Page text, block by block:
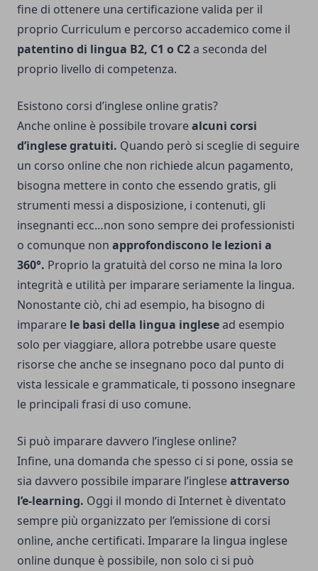
fine di ottenere una certificazione valida per il
proprio Curriculum e percorso accademico come il
patentino di lingua B2, C1 o C2a seconda del
proprio livello di competenza.
Esistono corsi d’inglese online gratis?
Anche online è possibile trovarealcuni corsi
d’inglese gratuiti. Quando però si sceglie di seguire
un corso online che non richiede alcun pagamento,
bisogna mettere in conto che essendo gratis, gli
strumenti messi a disposizione, i contenuti, gli
insegnanti ecc…non sono sempre dei professionisti
o comunque non approfondiscono le lezioni a
360°. Proprio la gratuità del corso ne mina la loro
integrità e utilità per imparare seriamente la lingua.
Nonostante ciò, chi ad esempio, ha bisogno di
imparare le basi della lingua inglesead esempio
solo per viaggiare, allora potrebbe usare queste
risorse che anche se insegnano poco dal punto di
vista lessicale e grammaticale, ti possono insegnare
le principali frasi di uso comune.
Si può imparare davvero l’inglese online?
Infine, una domanda che spesso ci si pone, ossia se
sia davvero possibile imparare l’ingleseattraverso
l’e-learning. Oggi il mondo di Internet è diventato
sempre più organizzato per l’emissione di corsi
online, anche certificati. Imparare la lingua inglese
online dunque è possibile, non solo ci si può